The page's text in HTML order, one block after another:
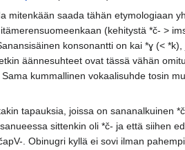
mitenkään saada tähän etymologiaan
(kehitystä *č- >
konsonantti on kai *ɣ (<
äännesuhteet ovat tässä vähän
kummallinen vokaalisuhde tosin
tapauksia, joissa on sananalkuinen
sittenkin oli *č- ja että siihen
. Obinugri kyllä ei sovi ilman